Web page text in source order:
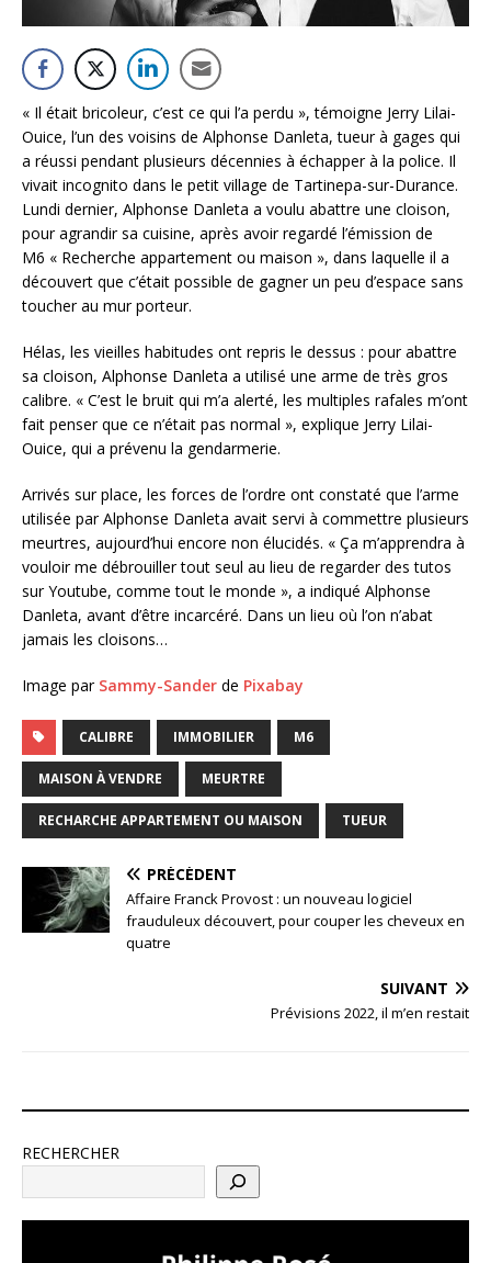
« Il était bricoleur, c’est ce qui l’a perdu », témoigne Jerry Lilai-
Ouice, l’un des voisins de Alphonse Danleta, tueur à gages qui
a réussi pendant plusieurs décennies à échapper à la police. Il
vivait incognito dans le petit village de Tartinepa-sur-Durance.
Lundi dernier, Alphonse Danleta a voulu abattre une cloison,
pour agrandir sa cuisine, après avoir regardé l’émission de
M6 « Recherche appartement ou maison », dans laquelle il a
découvert que c’était possible de gagner un peu d’espace sans
toucher au mur porteur.
Hélas, les vieilles habitudes ont repris le dessus : pour abattre
sa cloison, Alphonse Danleta a utilisé une arme de très gros
calibre. « C’est le bruit qui m’a alerté, les multiples rafales m’ont
fait penser que ce n’était pas normal », explique Jerry Lilai-
Ouice, qui a prévenu la gendarmerie.
Arrivés sur place, les forces de l’ordre ont constaté que l’arme
utilisée par Alphonse Danleta avait servi à commettre plusieurs
meurtres, aujourd’hui encore non élucidés. « Ça m’apprendra à
vouloir me débrouiller tout seul au lieu de regarder des tutos
sur Youtube, comme tout le monde », a indiqué Alphonse
Danleta, avant d’être incarcéré. Dans un lieu où l’on n’abat
jamais les cloisons…
Image par Sammy-Sander de Pixabay
CALIBRE IMMOBILIER M6
MAISON À VENDRE MEURTRE
RECHARCHE APPARTEMENT OU MAISON TUEUR
PRÉCÉDENT
Affaire Franck Provost : un nouveau logiciel
frauduleux découvert, pour couper les cheveux en
quatre
SUIVANT
Prévisions 2022, il m’en restait
RECHERCHER